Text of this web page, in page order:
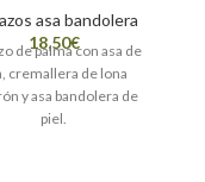
asa bandolera
€
de palma con asa de
cremallera de lona
y asa bandolera de
piel.